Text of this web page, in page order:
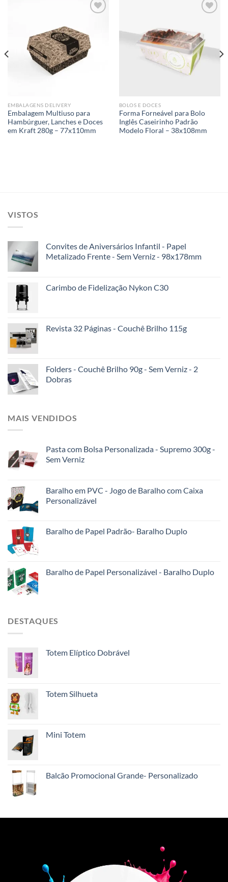
Add to
wishlist
EMBALAGENS DELIVERY
Embalagem Multiuso para
Hambúrguer, Lanches e Doces
em Kraft 280g – 77x110mm
Add to
wishlist
BOLOS E DOCES
Forma Forneável para Bolo
Inglês Caseirinho Padrão
Modelo Floral – 38x108mm
VISTOS
Convites de Aniversários Infantil - Papel
Metalizado Frente - Sem Verniz - 98x178mm
Carimbo de Fidelização Nykon C30
Revista 32 Páginas - Couchê Brilho 115g
Folders - Couchê Brilho 90g - Sem Verniz - 2
Dobras
MAIS VENDIDOS
Pasta com Bolsa Personalizada - Supremo 300g -
Sem Verniz
Baralho em PVC - Jogo de Baralho com Caixa
Personalizável
Baralho de Papel Padrão- Baralho Duplo
Baralho de Papel Personalizável - Baralho Duplo
DESTAQUES
Totem Elíptico Dobrável
Totem Silhueta
Mini Totem
Balcão Promocional Grande- Personalizado